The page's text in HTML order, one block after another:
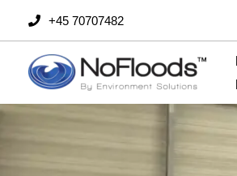
indhold
+45 70707482